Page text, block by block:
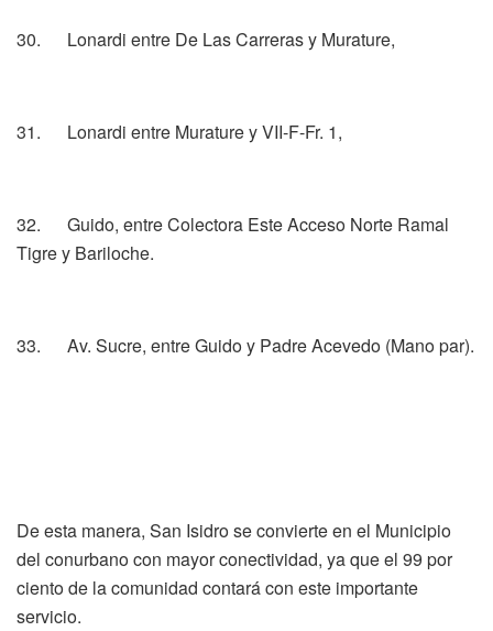
30. Lonardi entre De Las Carreras y Murature,
31. Lonardi entre Murature y VII-F-Fr. 1,
32. Guido, entre Colectora Este Acceso Norte Ramal
Tigre y Bariloche.
33. Av. Sucre, entre Guido y Padre Acevedo (Mano par).
De esta manera, San Isidro se convierte en el Municipio
del conurbano con mayor conectividad, ya que el 99 por
ciento de la comunidad contará con este importante
servicio.